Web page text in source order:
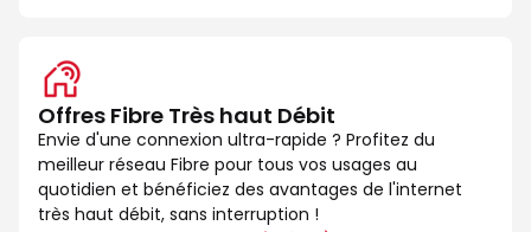
Offres Fibre Très haut Débit
Envie d'une connexion ultra-rapide ? Profitez du
meilleur réseau Fibre pour tous vos usages au
quotidien et bénéficiez des avantages de l'internet
très haut débit, sans interruption !